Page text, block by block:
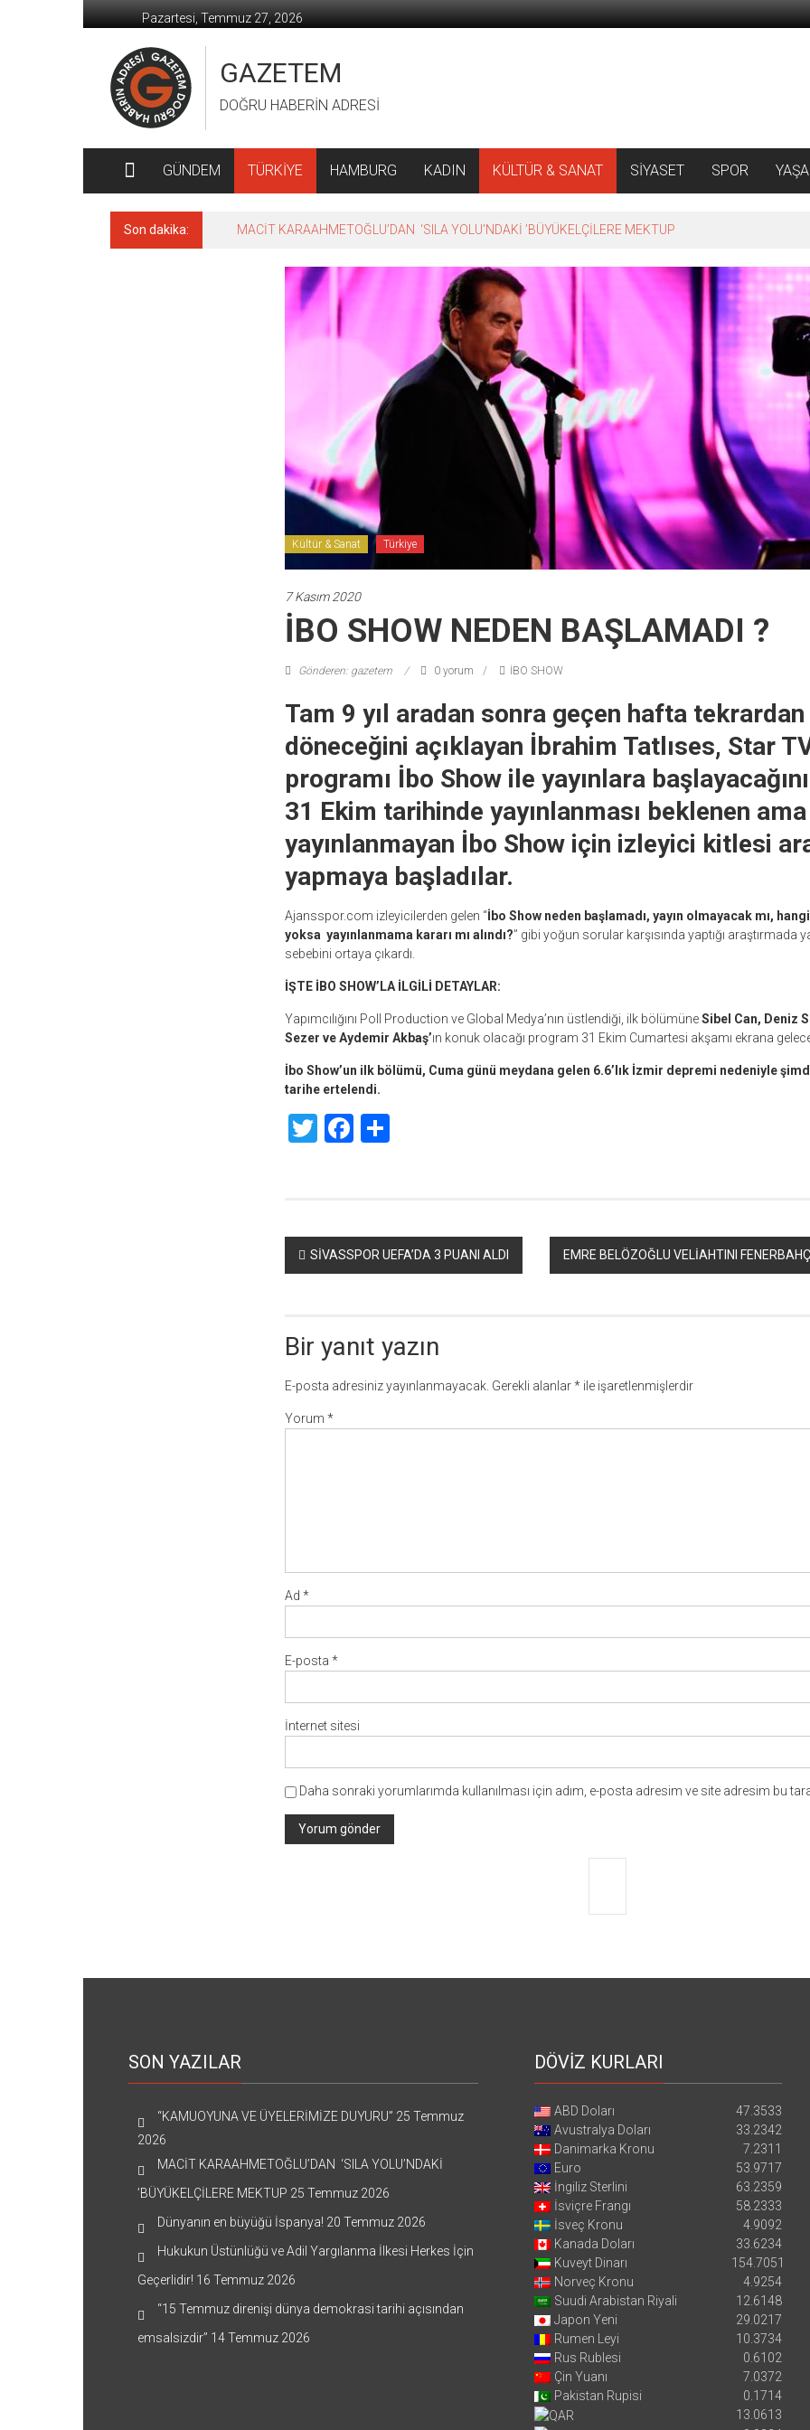
geç
Pazartesi, Temmuz 27, 2026
GAZETEM
DOĞRU HABERİN ADRESİ
GÜNDEM TÜRKİYE HAMBURG KADIN KÜLTÜR & SANAT SİYASET SPOR
Son dakika: MACİT KARAAHMETOĞLU’DAN ‘SILA YOLU’NDAKİ ’BÜYÜKELÇİLERE MEKTUP
Kültür & Sanat Türkiye
7 Kasım 2020
İBO SHOW NEDEN BAŞLAMADI ?
Gönderen: gazetem 0 yorum İBO SHOW
Tam 9 yıl aradan sonra geçen hafta
döneceğini açıklayan İbrahim Tatlıses, Star
programı İbo Show ile yayınlara
31 Ekim tarihinde yayınlanması beklenen ama
yayınlanmayan İbo Show için izleyici kitlesi
yapmaya başladılar.
Ajansspor.com izleyicilerden gelen “İbo Show neden başlamadı, yayın olmayacak mı,
yoksa yayınlanmama kararı mı alındı?” gibi yoğun sorular karşısında yaptığı araştırmada
sebebini ortaya çıkardı.
İŞTE İBO SHOW’LA İLGİLİ DETAYLAR:
Yapımcılığını Poll Production ve Global Medya’nın üstlendiği, ilk bölümüneSibel Can, Deniz
Sezer ve Aydemir Akbaş’ın konuk olacağı program 31 Ekim Cumartesi akşamı ekrana
İbo Show’un ilk bölümü, Cuma günü meydana gelen 6.6’lık İzmir depremi nedeniyle
tarihe ertelendi.
TwitterFacebook
Share
Yazı
dolaşımı
SİVASSPOR UEFA’DA 3 PUANI ALDI EMRE BELÖZOĞLU VELİAHTINI
Bir yanıt yazın
E-posta adresiniz yayınlanmayacak. Gerekli alanlar*ile işaretlenmişlerdir
Yorum *
Ad *
E-posta *
İnternet sitesi
Daha sonraki yorumlarımda kullanılması için adım, e-posta adresim ve site adresim bu
SON YAZILAR
“KAMUOYUNA VE ÜYELERİMİZE DUYURU” 25 Temmuz
2026
MACİT KARAAHMETOĞLU’DAN ‘SILA YOLU’NDAKİ
’BÜYÜKELÇİLERE MEKTUP 25 Temmuz 2026
Dünyanın en büyüğü İspanya! 20 Temmuz 2026
Hukukun Üstünlüğü ve Adil Yargılanma İlkesi Herkes İçin
Geçerlidir! 16 Temmuz 2026
“15 Temmuz direnişi dünya demokrasi tarihi açısından
emsalsizdir” 14 Temmuz 2026
DÖVİZ KURLARI
ABD Doları
47.3533
Avustralya Doları
33.2342
Danimarka Kronu
7.2311
Euro
53.9717
İngiliz Sterlini
63.2359
İsviçre Frangı
58.2333
İsveç Kronu
4.9092
Kanada Doları
33.6234
Kuveyt Dinarı
154.7051
Norveç Kronu
4.9254
Suudi Arabistan Riyali
12.6148
Japon Yeni
29.0217
Rumen Leyi
10.3734
Rus Rublesi
0.6102
Çin Yuanı
7.0372
Pakistan Rupisi
0.1714
13.0613